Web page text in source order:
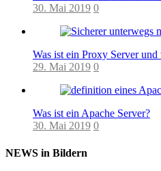
30. Mai 2019 0
Was ist ein Proxy Server
29. Mai 2019 0
Was ist ein Apache Server?
30. Mai 2019 0
NEWS in Bildern